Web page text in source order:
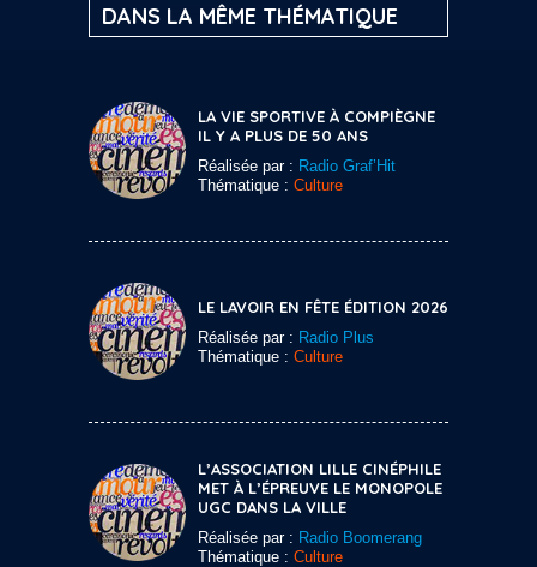
DANS LA MÊME THÉMATIQUE
LA VIE SPORTIVE À COMPIÈGNE
IL Y A PLUS DE 50 ANS
Réalisée par : Radio Graf’Hit
Thématique : Culture
LE LAVOIR EN FÊTE ÉDITION 2026
Réalisée par : Radio Plus
Thématique : Culture
L’ASSOCIATION LILLE CINÉPHILE
MET À L’ÉPREUVE LE MONOPOLE
UGC DANS LA VILLE
Réalisée par : Radio Boomerang
Thématique : Culture